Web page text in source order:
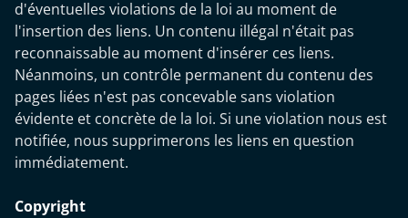
d'éventuelles violations de la loi au moment de
l'insertion des liens. Un contenu illégal n'était pas
reconnaissable au moment d'insérer ces liens.
Néanmoins, un contrôle permanent du contenu des
pages liées n'est pas concevable sans violation
évidente et concrète de la loi. Si une violation nous est
notifiée, nous supprimerons les liens en question
immédiatement.
Copyright